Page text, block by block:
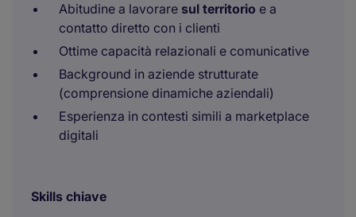
Abitudine a lavorare sul territorio e a
contatto diretto con i clienti
Ottime capacità relazionali e comunicative
Background in aziende strutturate
(comprensione dinamiche aziendali)
Esperienza in contesti simili a marketplace
digitali
Skills chiave